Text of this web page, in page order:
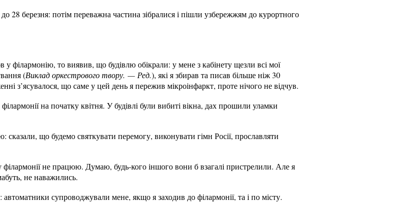
28 березня: потім переважна частина зібралися і пішли узбережжям до курортного
філармонію, то виявив, що будівлю обікрали: у мене з кабінету щезли всі мої
(Виклад оркестрового твору. — Ред.), які я збирав та писав більше ніж 30
з’ясувалося, що саме у цей день я пережив мікроінфаркт, проте нічого не відчув.
на початку квітня. У будівлі були вибиті вікна, дах прошили уламки
що будемо святкувати перемогу, виконувати гімн Росії, прославляти
не працюю. Думаю, будь-кого іншого вони б взагалі пристрелили. Але я
не наважились.
супроводжували мене, якщо я заходив до філармонії, та і по місту.